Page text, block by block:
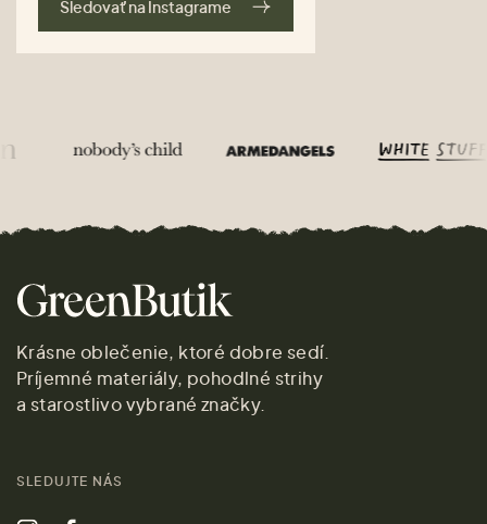
Sledovať na Instagrame
Krásne oblečenie, ktoré dobre sedí.
Príjemné materiály, pohodlné strihy
a starostlivo vybrané značky.
SLEDUJTE NÁS